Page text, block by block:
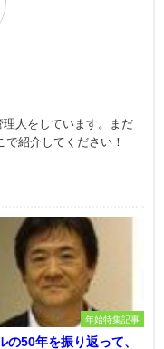
理人をしています。まだ
紹介してください！
年始特集記事
の50年を振り返って、